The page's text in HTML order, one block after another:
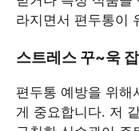
라지면서 편두통이
스트레스 꾸~욱
편두통 예방을 위해
게 중요합니다. 저